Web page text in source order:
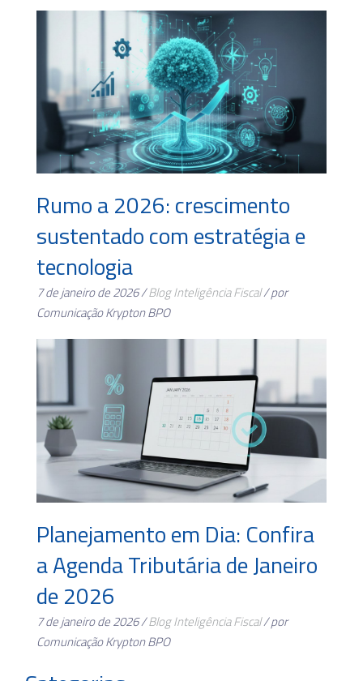
Rumo a 2026: crescimento
sustentado com estratégia e
tecnologia
7 de janeiro de 2026 /BlogInteligência Fiscal/ por
Comunicação Krypton BPO
Planejamento em Dia: Confira
a Agenda Tributária de Janeiro
de 2026
7 de janeiro de 2026 /BlogInteligência Fiscal/ por
Comunicação Krypton BPO